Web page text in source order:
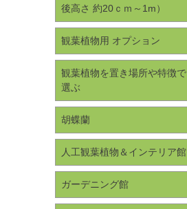
後高さ 約20ｃｍ～1m）
観葉植物用 オプション
観葉植物を置き場所や特徴で
選ぶ
胡蝶蘭
人工観葉植物＆インテリア館
ガーデニング館